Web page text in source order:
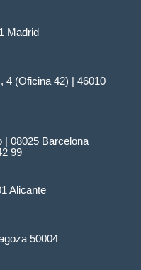
Madrid
4 (Oficina 42) | 46010
| 08025 Barcelona
99
Alicante
50004